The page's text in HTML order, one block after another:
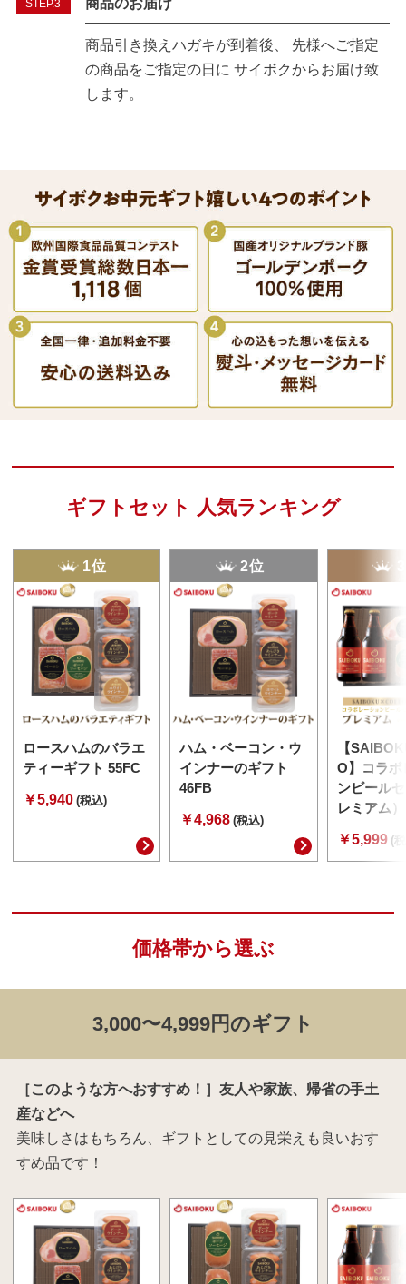
STEP.3 商品のお届け
商品引き換えハガキが到着後、 先様へご指定
の商品をご指定の日に サイボクからお届け致
します。
ギフトセット 人気ランキング
1位
ロースハムのバラエ
ティーギフト 55FC
￥5,940 (税込)
2位
ハム・ベーコン・ウ
インナーのギフト
46FB
￥4,968 (税込)
【
O】コラボ
ンビール
レミアム
￥5,999 (
価格帯から選ぶ
3,000〜4,999円のギフト
［このような方へおすすめ！］友人や家族、帰省の手土
産などへ
美味しさはもちろん、ギフトとしての見栄えも良いおす
すめ品です！